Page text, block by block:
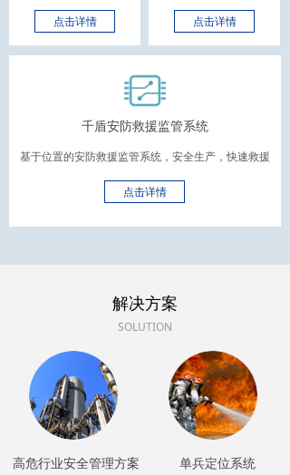
点击详情
基于位置的安防救援监管系统，安全生产，快速救援
千盾安防救援监管系统
点击详情
点击详情
解决方案
SOLUTION
高危行业安全管理方案 单兵定位系统